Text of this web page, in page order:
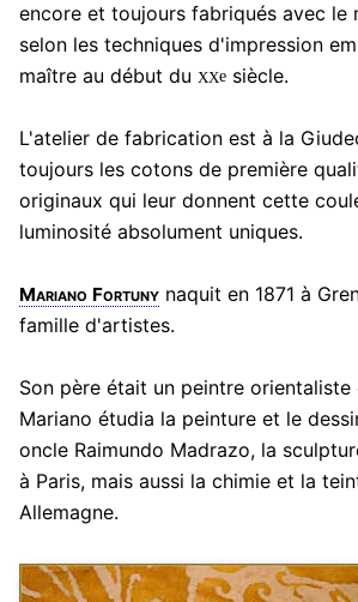
encore et toujours fabriqués avec le
selon les techniques d'impression
maître au début du xxesiècle.
L'atelier de fabrication est à la
toujours les cotons de première
originaux qui leur donnent cette
luminosité absolument uniques.
Mariano Fortunynaquit en 1871 à
famille d'artistes.
Son père était un peintre orientaliste
Mariano étudia la peinture et le
oncle Raimundo Madrazo, la
à Paris, mais aussi la chimie et la
Allemagne.